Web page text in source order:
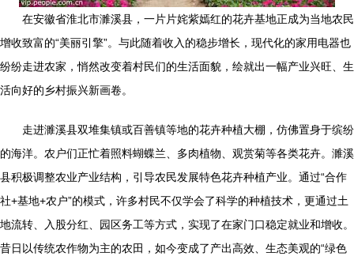
在安徽省淮北市濉溪县，一片片姹紫嫣红的花卉基地正成为当地农民
增收致富的“美丽引擎”。与此随着收入的稳步增长，现代化的家用电器也
纷纷走进农家，悄然改变着村民们的生活面貌，绘就出一幅产业兴旺、生
活向好的乡村振兴新画卷。
走进濉溪县双堆集镇或百善镇等地的花卉种植大棚，仿佛置身于缤纷
的海洋。农户们正忙着照料蝴蝶兰、多肉植物、观赏菊等各类花卉。濉溪
县积极调整农业产业结构，引导农民发展特色花卉种植产业。通过“合作
社+基地+农户”的模式，许多村民不仅学会了科学的种植技术，更通过土
地流转、入股分红、园区务工等方式，实现了在家门口稳定就业和增收。
昔日以传统农作物为主的农田，如今变成了产出高效、生态美观的“绿色